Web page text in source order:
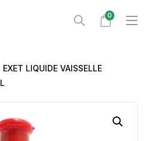
0
EXET LIQUIDE VAISSELLE